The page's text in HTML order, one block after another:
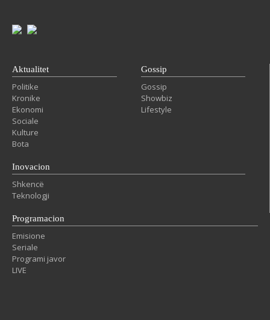
Aktualitet
Politike
Kronike
Ekonomi
Sociale
Kulture
Bota
Gossip
Gossip
Showbiz
Lifestyle
Inovacion
Shkencë
Teknologji
Programacion
Emisione
Seriale
Programi javor
LIVE